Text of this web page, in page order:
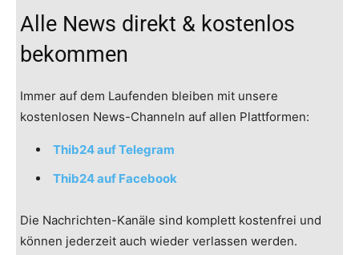
Alle News direkt & kostenlos
bekommen
Immer auf dem Laufenden bleiben mit unsere
kostenlosen News-Channeln auf allen Plattformen:
Thib24 auf Telegram
Thib24 auf Facebook
Die Nachrichten-Kanäle sind komplett kostenfrei und
können jederzeit auch wieder verlassen werden.